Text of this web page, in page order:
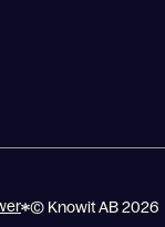
© Knowit AB 2026